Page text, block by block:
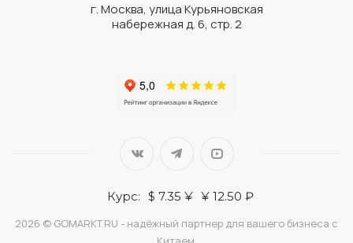
г. Москва, улица Курьяновская
набережная д. 6, стр. 2
Курс: $ 7.35 ¥ ¥ 12.50 ₽
2026 © GOMARKT.RU - надёжный партнер для вашего бизнеса с